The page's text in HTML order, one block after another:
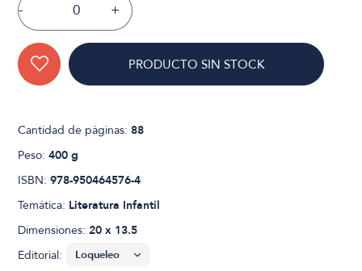
- +
PRODUCTO SIN STOCK
Cantidad de páginas:88
Peso:400 g
ISBN:978-950464576-4
Temática: Literatura Infantil
Dimensiones:20 x 13.5
Editorial: